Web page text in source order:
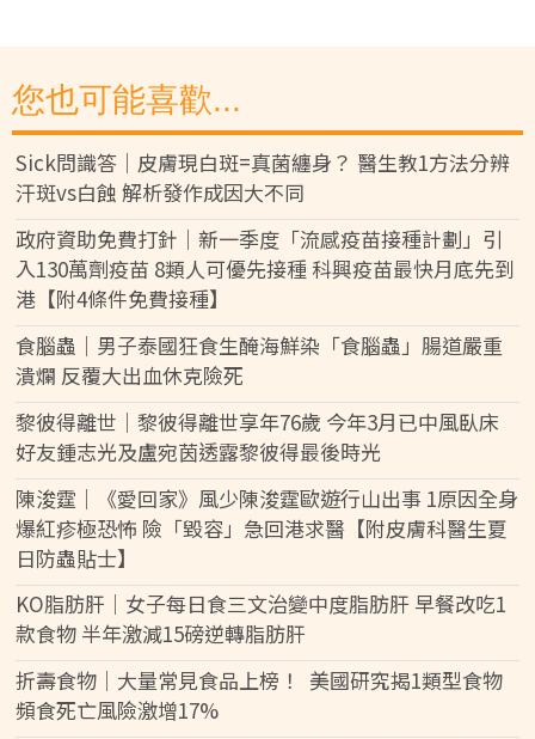
您也可能喜歡...
Sick問識答｜皮膚現白斑=真菌纏身？ 醫生教1方法分辨
汗斑vs白蝕 解析發作成因大不同
政府資助免費打針｜新一季度「流感疫苗接種計劃」引
入130萬劑疫苗 8類人可優先接種 科興疫苗最快月底先到
港【附4條件免費接種】
食腦蟲｜男子泰國狂食生醃海鮮染「食腦蟲」腸道嚴重
潰爛 反覆大出血休克險死
黎彼得離世｜黎彼得離世享年76歲 今年3月已中風臥床
好友鍾志光及盧宛茵透露黎彼得最後時光
陳浚霆｜《愛回家》風少陳浚霆歐遊行山出事 1原因全身
爆紅疹極恐怖 險「毀容」急回港求醫【附皮膚科醫生夏
日防蟲貼士】
KO脂肪肝｜女子每日食三文治變中度脂肪肝 早餐改吃1
款食物 半年激減15磅逆轉脂肪肝
折壽食物｜大量常見食品上榜！ 美國研究揭1類型食物
頻食死亡風險激增17%